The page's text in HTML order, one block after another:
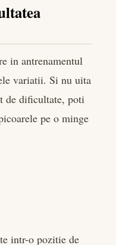
in antrenamentul
variatii. Si nu uita
de dificultate, poti
pe o minge
intr-o pozitie de